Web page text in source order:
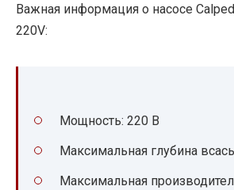
Важная информация о насосе
220V:
Мощность: 220 В
Максимальная глубина
Максимальная